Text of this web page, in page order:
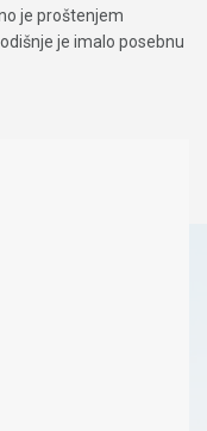
je proštenjem
je imalo posebnu